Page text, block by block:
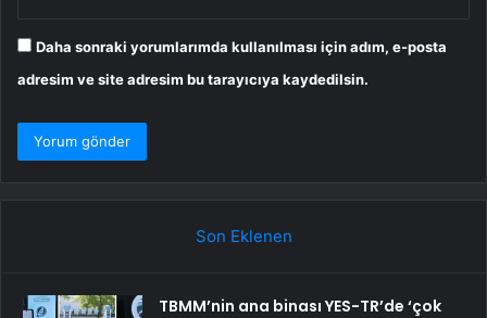
Daha sonraki yorumlarımda kullanılması için adım, e-posta
adresim ve site adresim bu tarayıcıya kaydedilsin.
Son Eklenen
TBMM’nin ana binası YES-TR’de ‘çok